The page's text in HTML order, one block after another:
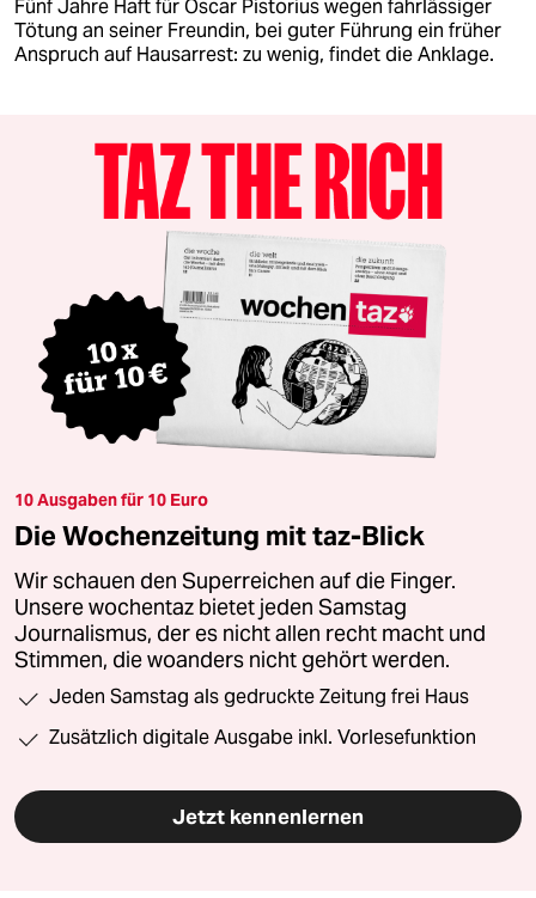
Fünf Jahre Haft für Oscar Pistorius wegen fahrlässiger
Tötung an seiner Freundin, bei guter Führung ein früher
Anspruch auf Hausarrest: zu wenig, findet die Anklage.
10 Ausgaben für 10 Euro
Die Wochenzeitung mit taz-Blick
Wir schauen den Superreichen auf die Finger.
Unsere wochentaz bietet jeden Samstag
Journalismus, der es nicht allen recht macht und
Stimmen, die woanders nicht gehört werden.
Jeden Samstag als gedruckte Zeitung frei Haus
Zusätzlich digitale Ausgabe inkl. Vorlesefunktion
Jetzt kennenlernen